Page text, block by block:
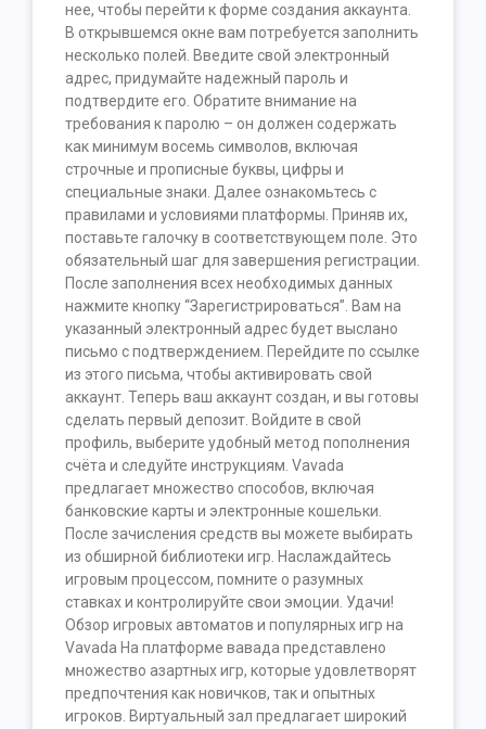
нее, чтобы перейти к форме создания аккаунта.
В открывшемся окне вам потребуется заполнить
несколько полей. Введите свой электронный
адрес, придумайте надежный пароль и
подтвердите его. Обратите внимание на
требования к паролю – он должен содержать
как минимум восемь символов, включая
строчные и прописные буквы, цифры и
специальные знаки. Далее ознакомьтесь с
правилами и условиями платформы. Приняв их,
поставьте галочку в соответствующем поле. Это
обязательный шаг для завершения регистрации.
После заполнения всех необходимых данных
нажмите кнопку “Зарегистрироваться”. Вам на
указанный электронный адрес будет выслано
письмо с подтверждением. Перейдите по ссылке
из этого письма, чтобы активировать свой
аккаунт. Теперь ваш аккаунт создан, и вы готовы
сделать первый депозит. Войдите в свой
профиль, выберите удобный метод пополнения
счёта и следуйте инструкциям. Vavada
предлагает множество способов, включая
банковские карты и электронные кошельки.
После зачисления средств вы можете выбирать
из обширной библиотеки игр. Наслаждайтесь
игровым процессом, помните о разумных
ставках и контролируйте свои эмоции. Удачи!
Обзор игровых автоматов и популярных игр на
Vavada На платформе вавада представлено
множество азартных игр, которые удовлетворят
предпочтения как новичков, так и опытных
игроков. Виртуальный зал предлагает широкий